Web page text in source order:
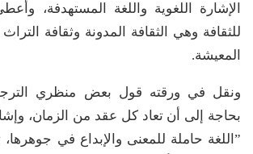
الإشارة اللغوية واللغة المستهدفة،
للثقافة وهي الثقافة المدونة وثقافة التراث
المعيشة.
ونقل في ورقته قول بعض منظري
بحاجة إلى أن تعاد كل عقد من الزمان،
”اللغة حاملة للمعنى والإبداع في جوهرها،